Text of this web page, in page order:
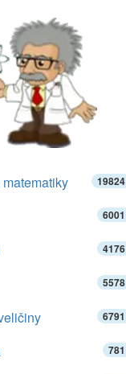
19824
6001
4176
5578
6791
781